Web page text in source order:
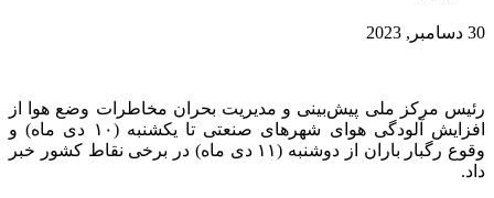
30 دسامبر, 2023
رئیس مرکز ملی پیش‌بینی و مدیریت بحران مخاطرات وضع هوا از
افزایش آلودگی هوای شهرهای صنعتی تا یکشنبه (۱۰ دی ماه) و
وقوع رگبار باران از دوشنبه (۱۱ دی ماه) در برخی نقاط کشور خبر
داد.